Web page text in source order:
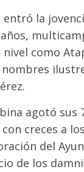
la
como
agotó
creces a
del
de los